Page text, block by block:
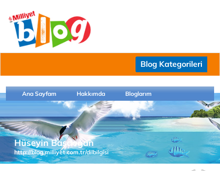
Blog Kategorileri
Ana Sayfam Hakkımda Bloglarım
Hüseyin Başdoğan
http://blog.milliyet.com.tr/dilbilgisi